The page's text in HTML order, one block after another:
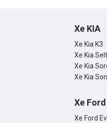
Xe KIA
Xe Kia K3
Xe Kia
Xe Kia
Xe Kia
Xe Ford
Xe Ford